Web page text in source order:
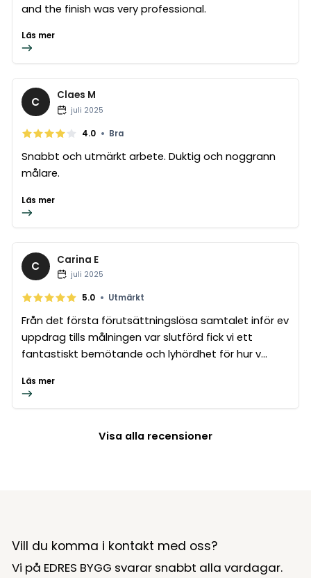
and the finish was very professional.
Läs mer
C Claes M
juli 2025
4.0 • Bra
Snabbt och utmärkt arbete. Duktig och noggrann
målare.
Läs mer
C Carina E
juli 2025
5.0 • Utmärkt
Från det första förutsättningslösa samtalet inför ev
uppdrag tills målningen var slutförd fick vi ett
fantastiskt bemötande och lyhördhet för hur v...
Läs mer
Visa alla recensioner
Vill du komma i kontakt med oss?
Vi på EDRES BYGG svarar snabbt alla vardagar.